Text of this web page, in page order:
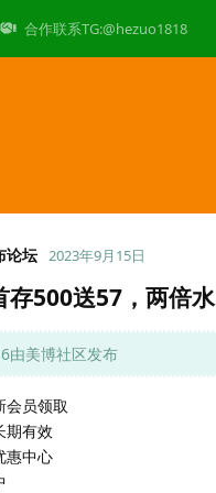
合作联系TG:@hezuo1818
论坛 2023年9月15日
存500送57，两倍水
由美博社区发布
会员领取
期有效
惠中心